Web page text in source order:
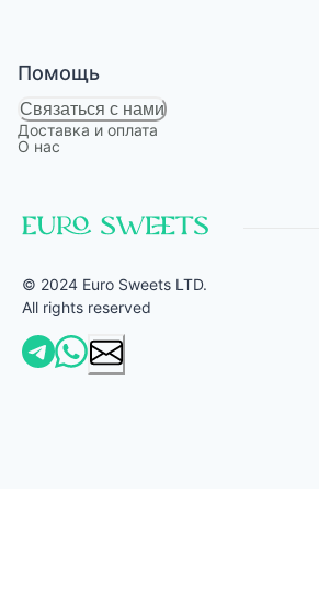
Помощь
Связаться с нами
Доставка и оплата
О нас
© 2024 Euro Sweets LTD.
All rights reserved